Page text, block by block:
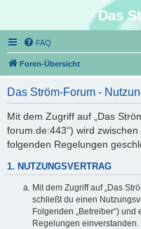
Das
FAQ
Foren-Übersicht
Das Ström-Forum -
Mit dem Zugriff auf „Das
forum.de:443“) wird
folgenden Regelungen
1. NUTZUNGSVERTRAG
Mit dem Zugriff auf „Das
schließt du einen
Folgenden „Betreiber“)
Regelungen einverstanden.